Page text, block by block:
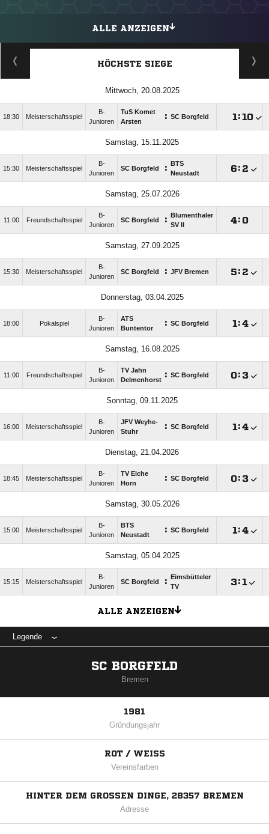
ALLE ANZEIGEN
HÖCHSTE SIEGE
Mittwoch, 20.08.2025
18:30 Meisterschaftsspiel
B-
Junioren
TuS Komet
Arsten
: SC Borgfeld :
Samstag, 15.11.2025
15:30 Meisterschaftsspiel
B-
Junioren
SC Borgfeld :
BTS
Neustadt
: 
Samstag, 25.07.2026
11:00 Freundschaftsspiel
B-
Junioren
SC Borgfeld :
Blumenthaler
SV II
: 
Samstag, 27.09.2025
15:30 Meisterschaftsspiel
B-
Junioren
SC Borgfeld : JFV Bremen : 
Donnerstag, 03.04.2025
18:00 Pokalspiel
B-
Junioren
ATS
Buntentor
: SC Borgfeld :
Samstag, 16.08.2025
11:00 Freundschaftsspiel
B-
Junioren
TV Jahn
Delmenhorst : SC Borgfeld : 
Sonntag, 09.11.2025
16:00 Meisterschaftsspiel
B-
Junioren
JFV Weyhe-
Stuhr
: SC Borgfeld :
Dienstag, 21.04.2026
18:45 Meisterschaftsspiel
B-
Junioren
TV Eiche
Horn
: SC Borgfeld : 
Samstag, 30.05.2026
15:00 Meisterschaftsspiel
B-
Junioren
BTS
Neustadt
: SC Borgfeld :
Samstag, 05.04.2025
15:15 Meisterschaftsspiel
B-
Junioren
SC Borgfeld :
Eimsbütteler
TV
:
ALLE ANZEIGEN
Legende
SC BORGFELD
Bremen
1981
Gründungsjahr
ROT / WEISS
Vereinsfarben
HINTER DEM GROSSEN DINGE, 28357 BREMEN
Adresse